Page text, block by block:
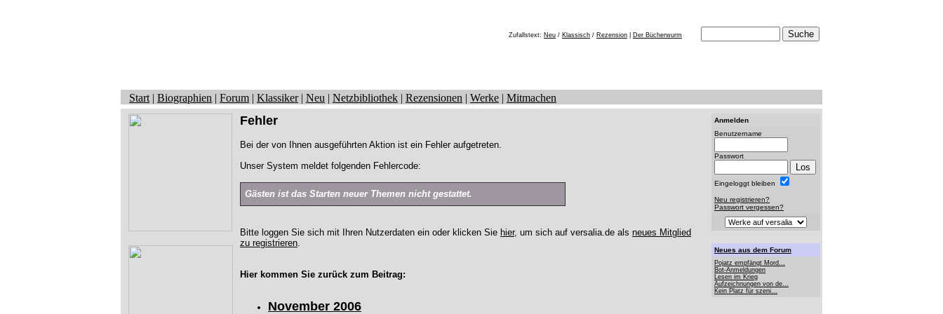
Zufallstext: Neu / Klassisch / Rezension Der Bücherwurm
Start | Biographien | Forum | Klassiker| Neu | Netzbibliothek | Rezensionen | Werke | Mitmachen
Fehler
Bei der von Ihnen ausgeführten Aktion ist ein Fehler aufgetreten.
Unser System meldet folgenden Fehlercode:
Gästen ist das Starten neuer Themen nicht gestattet.
Bitte loggen Sie sich mit Ihren Nutzerdaten ein oder klicken Sie hier, um sich auf versalia.de als neues Mitglied
zu registrieren.
Hier kommen Sie zurück zum Beitrag:
November 2006
Anmelden
Benutzername
Passwort
Eingeloggt bleiben
Neu registrieren?
Passwort vergessen?
Neues aus dem Forum
Pojatz empfängt Mord...
Bot-Anmeldungen
Lesen im Krieg
Aufzeichnungen von de...
Kein Platz für szeni...